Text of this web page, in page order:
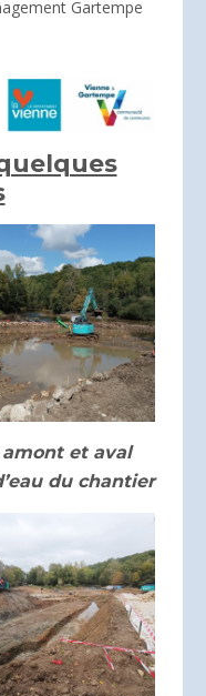
Gartempe
et aval
du chantier